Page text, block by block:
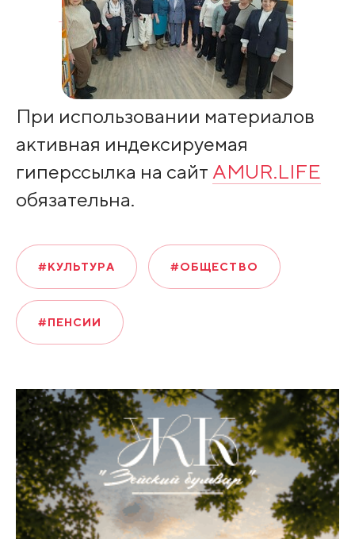
При использовании материалов
активная индексируемая
гиперссылка на сайт AMUR.LIFE
обязательна.
#КУЛЬТУРА #ОБЩЕСТВО
#ПЕНСИИ